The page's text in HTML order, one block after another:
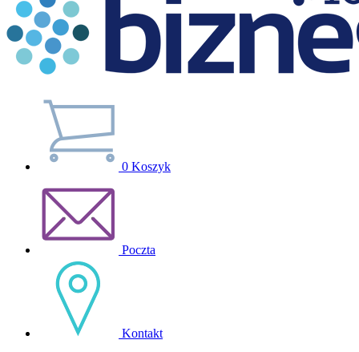
0 Koszyk
Poczta
Kontakt